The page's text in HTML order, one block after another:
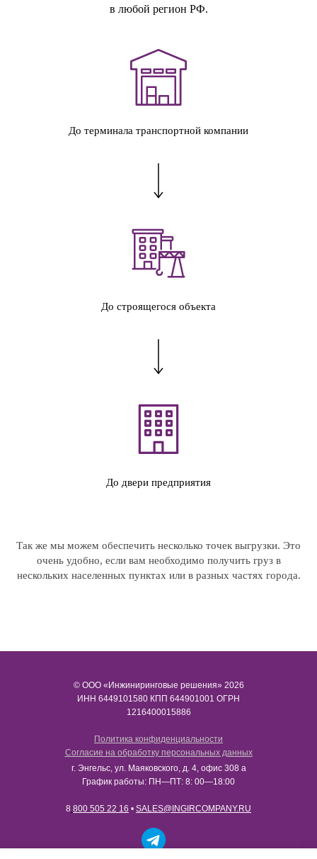
в любой регион РФ.
До терминала транспортной компании
До строящегося объекта
До двери предприятия
Так же мы можем обеспечить несколько точек выгрузки. Это
очень удобно, если вам необходимо получить груз в
нескольких населенных пунктах или в разных частях города.
© ООО «Инжиниринговые решения» 2026
ИНН​​​​​​​ 6449101580 КПП 644901001 ОГРН
1216400015886
Политика конфиденциальности
Согласие на обработку персональных данных
г. Энгельс, ул. Маяковского, д. 4, офис 308 а
График работы: ПН—ПТ: 8: 00—18:00
8 800 505 22 16 • SALES@INGIRCOMPANY.RU